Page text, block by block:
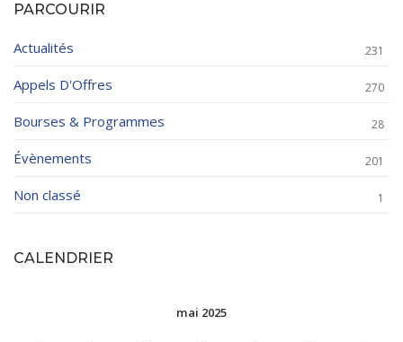
PARCOURIR
Actualités 231
Appels D'Offres 270
Bourses & Programmes 28
Évènements 201
Non classé 1
CALENDRIER
mai 2025